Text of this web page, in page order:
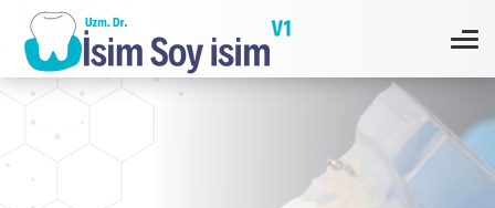
Dil Seçiniz